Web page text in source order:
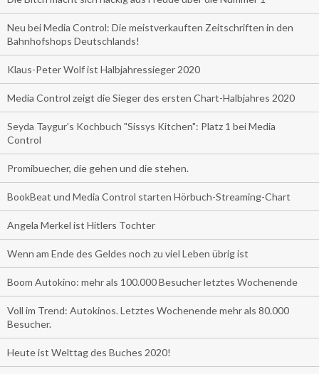
Neu bei Media Control: Die meistverkauften Zeitschriften in den
Bahnhofshops Deutschlands!
Klaus-Peter Wolf ist Halbjahressieger 2020
Media Control zeigt die Sieger des ersten Chart-Halbjahres 2020
Seyda Taygur's Kochbuch "Sissys Kitchen": Platz 1 bei Media
Control
Promibuecher, die gehen und die stehen.
BookBeat und Media Control starten Hörbuch-Streaming-Chart
Angela Merkel ist Hitlers Tochter
Wenn am Ende des Geldes noch zu viel Leben übrig ist
Boom Autokino: mehr als 100.000 Besucher letztes Wochenende
Voll im Trend: Autokinos. Letztes Wochenende mehr als 80.000
Besucher.
Heute ist Welttag des Buches 2020!